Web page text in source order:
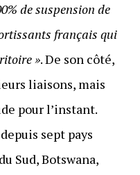
de suspension de
français qui
». De son côté,
liaisons, mais
pour l’instant.
sept pays
Sud, Botswana,